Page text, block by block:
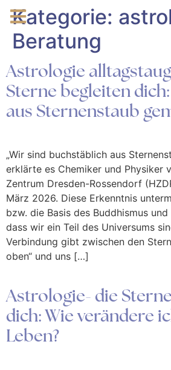
Kategorie:
Beratung
Astrologie
Sterne begleiten
aus Sternenstaub
„Wir sind buchstäblich aus
erklärte es Chemiker und Physiker
Zentrum Dresden-Rossendorf
März 2026. Diese Erkenntnis
bzw. die Basis des Buddhismus
dass wir ein Teil des Universums
Verbindung gibt zwischen den
oben“ und uns […]
Astrologie- die
dich: Wie verändere
Leben?